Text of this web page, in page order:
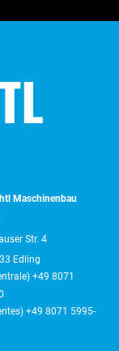
Maschinenbau
Str. 4
Edling
+49 8071
+49 8071 5995-